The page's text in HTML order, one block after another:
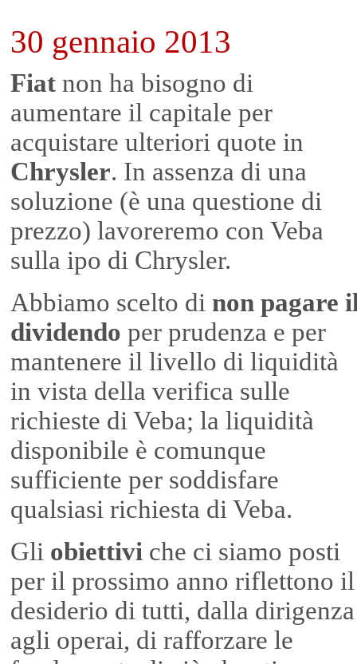
30 gennaio 2013
Fiat non ha bisogno di
aumentare il capitale per
acquistare ulteriori quote in
Chrysler. In assenza di una
soluzione (è una questione di
prezzo) lavoreremo con Veba
sulla ipo di Chrysler.
Abbiamo scelto di non pagare
dividendo per prudenza e per
mantenere il livello di liquidità
in vista della verifica sulle
richieste di Veba; la liquidità
disponibile è comunque
sufficiente per soddisfare
qualsiasi richiesta di Veba.
Gli obiettivi che ci siamo posti
per il prossimo anno riflettono il
desiderio di tutti, dalla dirigenza
agli operai, di rafforzare le